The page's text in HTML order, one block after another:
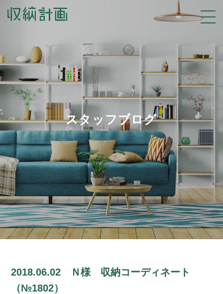
スタッフブログ
2018.06.02 Ｎ様 収納コーディネート
（№1802）